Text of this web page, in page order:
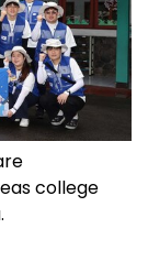
college